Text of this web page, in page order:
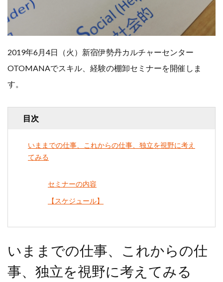
2019年6月4日（火）新宿伊勢丹カルチャーセンター
OTOMANAでスキル、経験の棚卸セミナーを開催しま
す。
目次
いままでの仕事、これからの仕事、独立を視野に考え
てみる
セミナーの内容
【スケジュール】
いままでの仕事、これからの仕
事、独立を視野に考えてみる
学習
成功事例
棚卸 生きがい
行政書士 講師
起業相談